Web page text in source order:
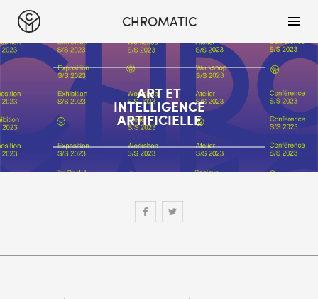
CHROMATIC
ART ET
INTELLIGENCE
ARTIFICIELLE